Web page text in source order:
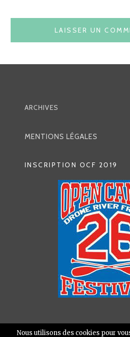
ARCHIVES
MENTIONS LÉGALES
INSCRIPTION OCF 2019
Nous utilisons des cookies pour